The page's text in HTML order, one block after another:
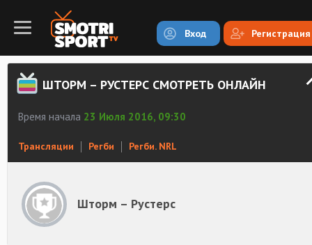
Вход Регистрация
ШТОРМ – РУСТЕРС СМОТРЕТЬ ОНЛАЙН
Время начала 23 Июля 2016, 09:30
Трансляции Регби Регби. NRL
Шторм – Рустерс